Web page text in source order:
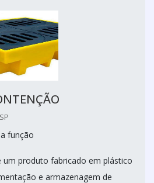
função
um produto fabricado em plástico
e armazenagem de